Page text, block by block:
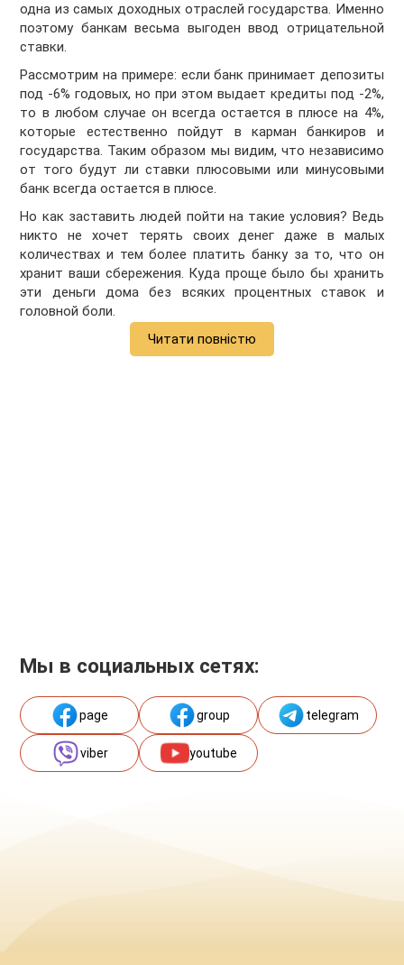
одна из самых доходных отраслей государства. Именно
поэтому банкам весьма выгоден ввод отрицательной
ставки.
Рассмотрим на примере: если банк принимает депозиты
под -6% годовых, но при этом выдает кредиты под -2%,
то в любом случае он всегда остается в плюсе на 4%,
которые естественно пойдут в карман банкиров и
государства. Таким образом мы видим, что независимо
от того будут ли ставки плюсовыми или минусовыми
банк всегда остается в плюсе.
Но как заставить людей пойти на такие условия? Ведь
никто не хочет терять своих денег даже в малых
количествах и тем более платить банку за то, что он
хранит ваши сбережения. Куда проще было бы хранить
эти деньги дома без всяких процентных ставок и
головной боли.
Читати повністю
Мы в социальных сетях:
page group telegram
viber youtube